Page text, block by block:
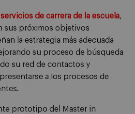
servicios de carrera de la escuela,
sus próximos objetivos
la estrategia más adecuada
su proceso de búsqueda
su red de contactos y
a los procesos de
prototipo del Master in